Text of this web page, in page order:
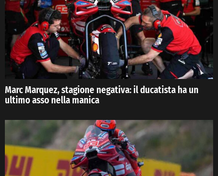
Marc Marquez, stagione negativa: il ducatista ha un
ultimo asso nella manica